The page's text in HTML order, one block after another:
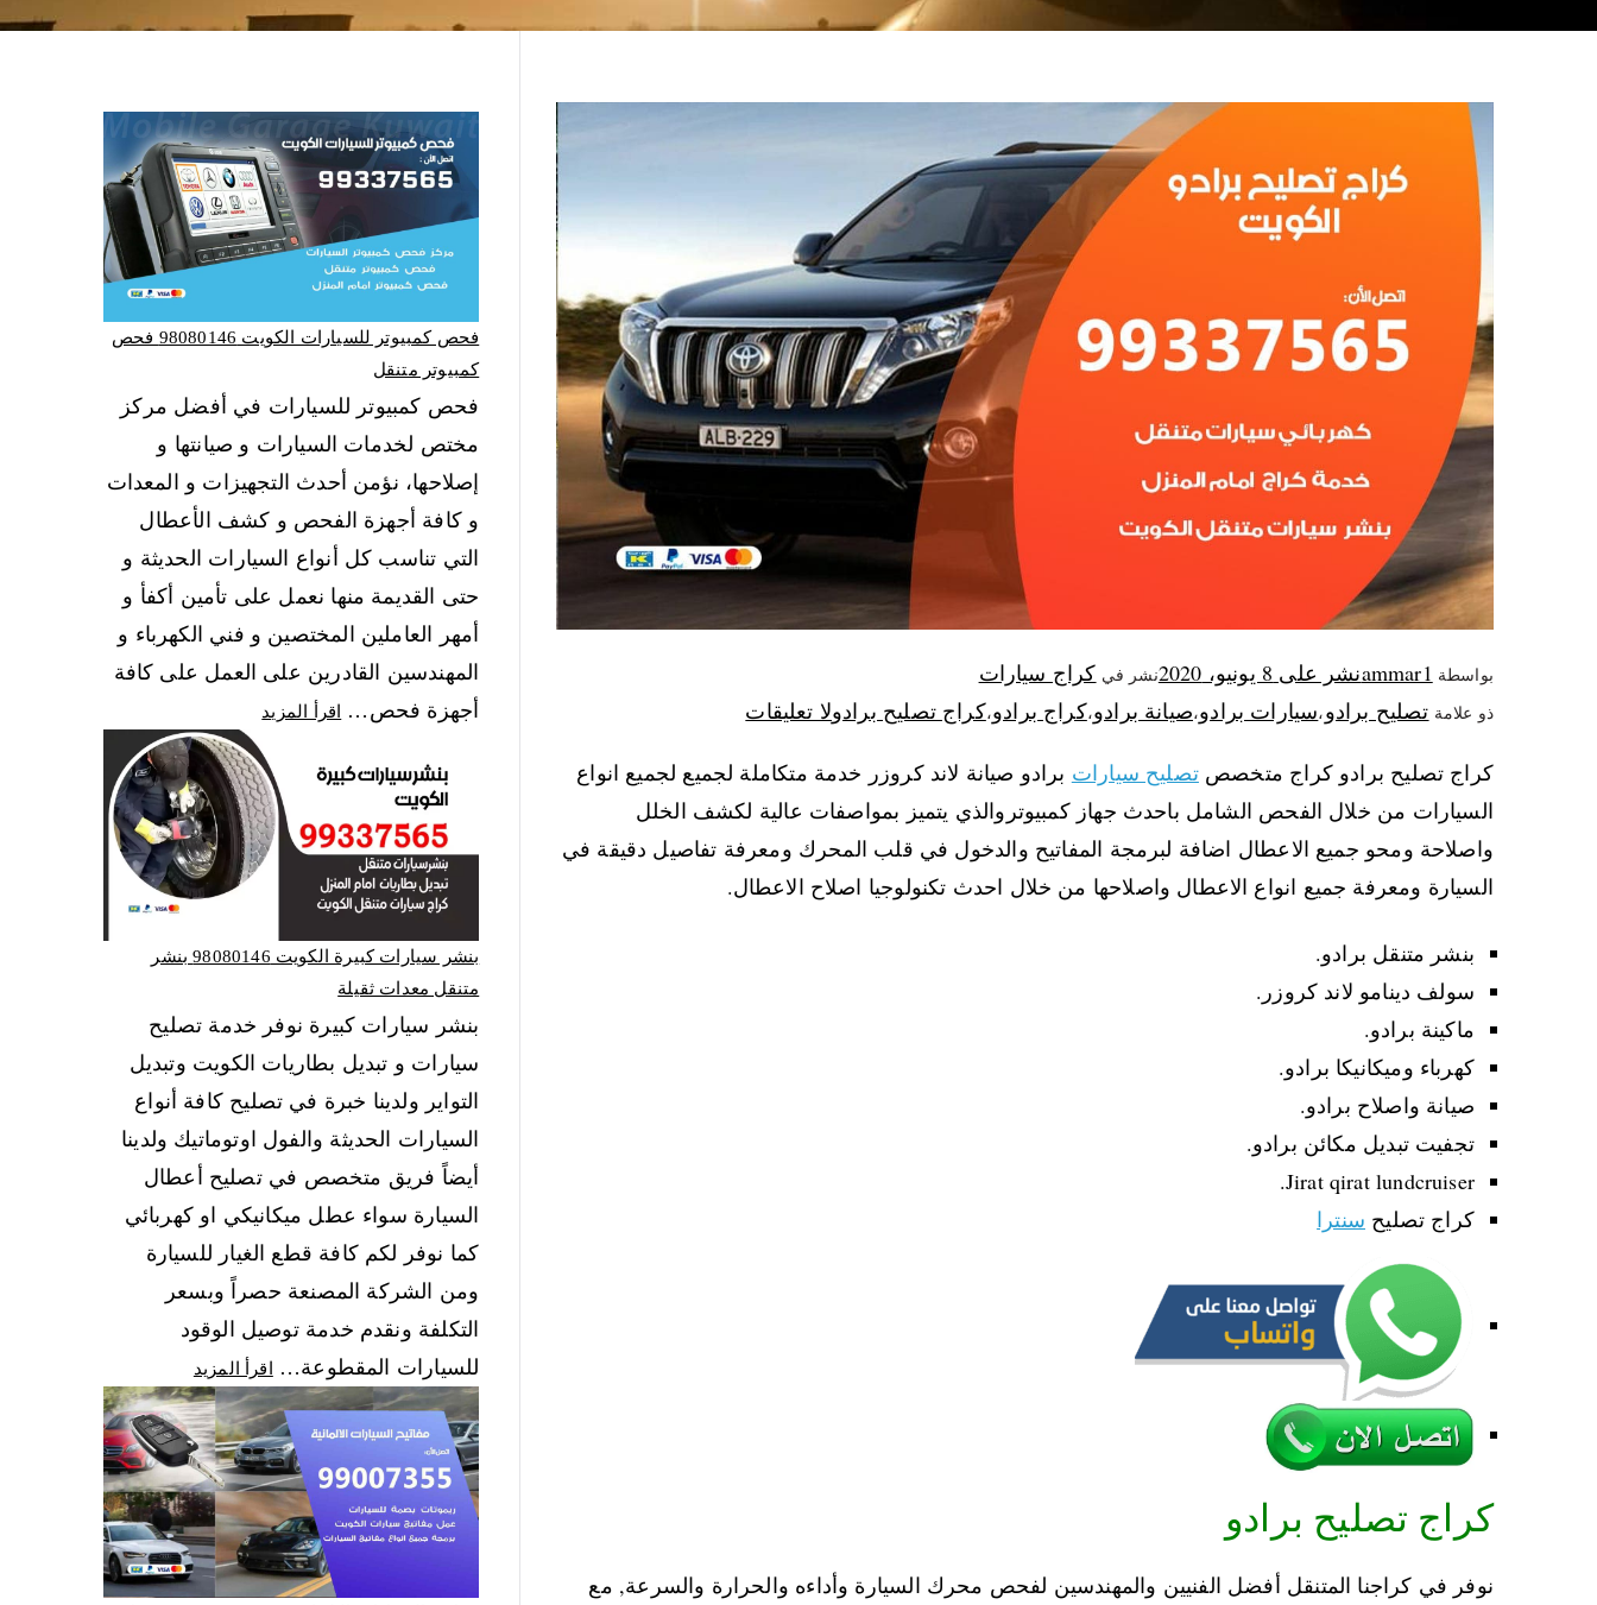
بواسطة ammar1نشر على 8 يونيو، 2020 نشر في كراج سيارات
ذو علامة تصليح برادو،سيارات برادو،صيانة برادو،كراج برادو،كراج تصليح برادولا تعليقات
كراج تصليح برادو كراج متخصصتصليح سيارات برادو صيانة لاند كروزر خدمة متكاملة لجميع لجميع انواع
السيارات من خلال الفحص الشامل باحدث جهاز كمبيوتروالذي يتميز بمواصفات عالية لكشف الخلل
واصلاحة ومحو جميع الاعطال اضافة لبرمجة المفاتيح والدخول في قلب المحرك ومعرفة تفاصيل دقيقة في
السيارة ومعرفة جميع انواع الاعطال واصلاحها من خلال احدث تكنولوجيا اصلاح الاعطال.
بنشر متنقل برادو.
سولف دينامو لاند كروزر.
ماكينة برادو.
كهرباء وميكانيكا برادو.
صيانة واصلاح برادو.
تجفيت تبديل مكائن برادو.
Jirat qirat lundcruiser.
كراج تصليح سنترا
كراج تصليح برادو
نوفر في كراجنا المتنقل أفضل الفنيين والمهندسين لفحص محرك السيارة وأداءه والحرارة والسرعة, مع
فحص كمبيوتر للسيارات الكويت 98080146‬ فحص
كمبيوتر متنقل
فحص كمبيوتر للسيارات في أفضل مركز
مختص لخدمات السيارات و صيانتها و
إصلاحها، نؤمن أحدث التجهيزات و المعدات
و كافة أجهزة الفحص و كشف الأعطال
التي تناسب كل أنواع السيارات الحديثة و
حتى القديمة منها نعمل على تأمين أكفأ و
أمهر العاملين المختصين و فني الكهرباء و
المهندسين القادرين على العمل على كافة
أجهزة فحص…
اقرأ المزيد
بنشر سيارات كبيرة الكويت 98080146‬ بنشر
متنقل معدات ثقيلة
بنشر سيارات كبيرة نوفر خدمة تصليح
سيارات و تبديل بطاريات الكويت وتبديل
التواير ولدينا خبرة في تصليح كافة أنواع
السيارات الحديثة والفول اوتوماتيك ولدينا
أيضاً فريق متخصص في تصليح أعطال
السيارة سواء عطل ميكانيكي او كهربائي
كما نوفر لكم كافة قطع الغيار للسيارة
ومن الشركة المصنعة حصراً وبسعر
التكلفة ونقدم خدمة توصيل الوقود
للسيارات المقطوعة…
اقرأ المزيد